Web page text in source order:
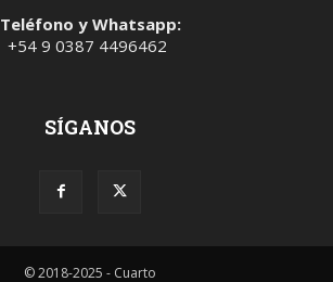
Teléfono y Whatsapp:
+54 9 0387 4496462
SÍGANOS
© 2018-2025 - Cuarto